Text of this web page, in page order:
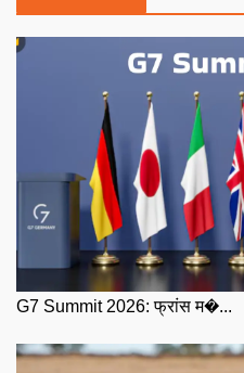
G7 Summit 2026: फ्रांस म�...